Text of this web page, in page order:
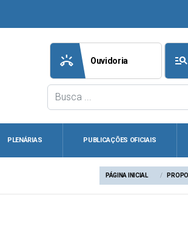
ring_volume Ouvidoria manage_search
PLENÁRIAS PUBLICAÇÕES OFICIAIS
PÁGINA INICIAL